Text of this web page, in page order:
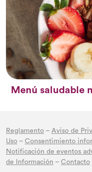
Menú saludable
Reglamento – Aviso de
Uso – Consentimiento
Notificación de eventos
de Información – Contacto